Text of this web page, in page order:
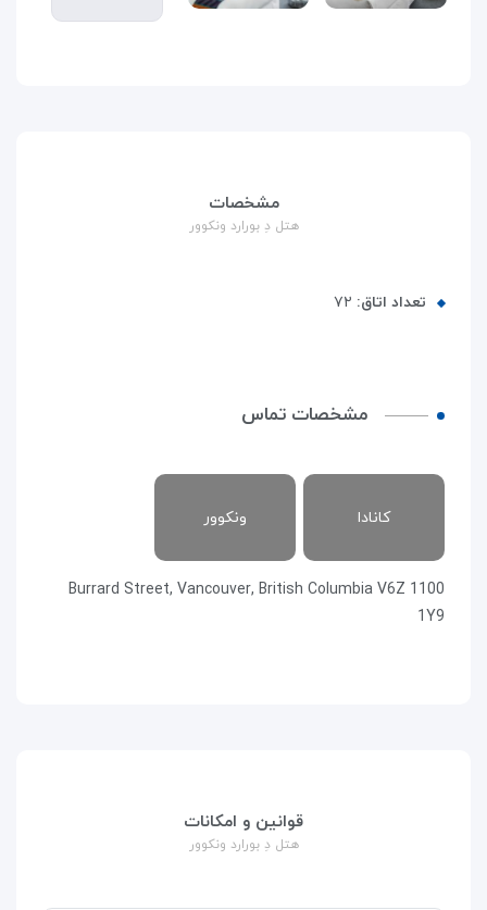
مشخصات
هتل دِ بورارد ونکوور
تعداد اتاق: ۷۲
مشخصات تماس
کانادا ونکوور
1100 Burrard Street, Vancouver, British Columbia V6Z
1Y9
قوانین و امکانات
هتل دِ بورارد ونکوور